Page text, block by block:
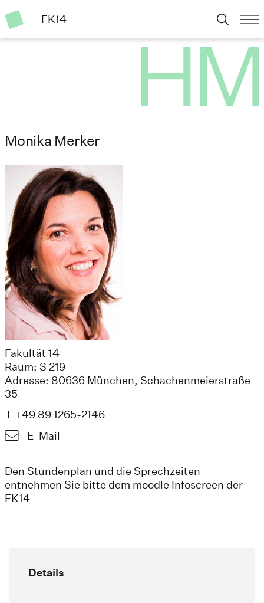
FK14
Monika Merker
Fakultät 14
Raum: S 219
Adresse: 80636 München, Schachenmeierstraße
35
T +49 89 1265-2146
E-Mail
Den Stundenplan und die Sprechzeiten
entnehmen Sie bitte dem moodle Infoscreen der
FK14
Details